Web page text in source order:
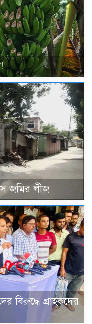
জমির লীজ
বিরুদ্ধে গ্রাহকদের